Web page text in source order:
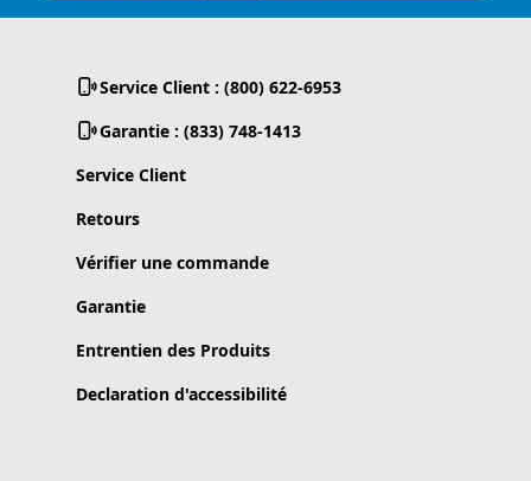
Service Client : (800) 622-6953
Garantie : (833) 748-1413
Service Client
Retours
Vérifier une commande
Garantie
Entrentien des Produits
Declaration d'accessibilité